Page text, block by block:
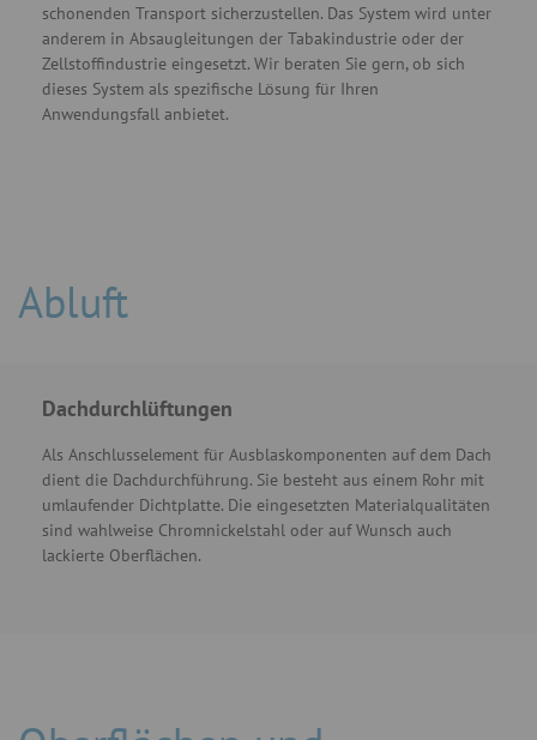
schonenden Transport sicherzustellen. Das System wird unter
anderem in Absaugleitungen der Tabakindustrie oder der
Zellstoffindustrie eingesetzt. Wir beraten Sie gern, ob sich
dieses System als spezifische Lösung für Ihren
Anwendungsfall anbietet.
Abluft
Dachdurchlüftungen
Als Anschlusselement für Ausblaskomponenten auf dem Dach
dient die Dachdurchführung. Sie besteht aus einem Rohr mit
umlaufender Dichtplatte. Die eingesetzten Materialqualitäten
sind wahlweise Chromnickelstahl oder auf Wunsch auch
lackierte Oberflächen.